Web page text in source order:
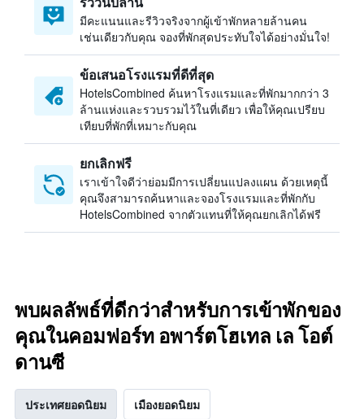
มีคะแนนและรีวิวจริงจากผู้เข้าพักหลายล้านคน
เช่นเดียวกับคุณ จองที่พักสุดประทับใจได้อย่างมั่นใจ!
ข้อเสนอโรงแรมที่ดีที่สุด
HotelsCombined ค้นหาโรงแรมและที่พักมากกว่า 3
ล้านแห่งและรวบรวมไว้ในที่เดียว เพื่อให้คุณเปรียบ
เทียบที่พักที่เหมาะกับคุณ
ยกเลิกฟรี
เราเข้าใจดีว่าย่อมมีการเปลี่ยนแปลงแผน ด้วยเหตุนี้
คุณจึงสามารถค้นหาและจองโรงแรมและที่พักกับ
HotelsCombined จากตัวแทนที่ให้คุณยกเลิกได้ฟรี
พบผลลัพธ์ที่ดีกว่าสำหรับการเข้าพักของ
คุณในคอมฟอร์ท อพาร์ตโฮเทล เล โอต์
ดานซี
ประเทศยอดนิยม เมืองยอดนิยม